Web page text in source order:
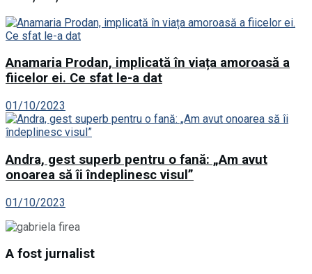
Anamaria Prodan, implicată în viața amoroasă a
fiicelor ei. Ce sfat le-a dat
01/10/2023
Andra, gest superb pentru o fană: „Am avut
onoarea să îi îndeplinesc visul”
01/10/2023
A fost jurnalist